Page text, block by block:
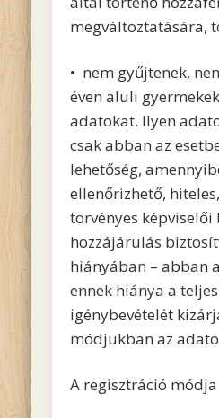
megváltoztatására,
• nem gyűjtenek,
éven aluli
adatokat. Ilyen
csak abban az
lehetőség,
ellenőrizhető,
törvényes képviselői
hozzájárulás
hiányában – abban
ennek hiánya a
igénybevételét
módjukban az
A regisztráció módja